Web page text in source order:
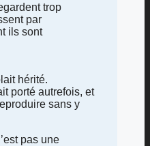
trop
par
ils sont
hérité.
porté autrefois, et
sans y
pas une